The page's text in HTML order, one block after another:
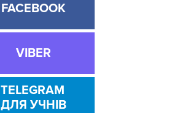
FACEBOOK
VIBER
TELEGRAM
ДЛЯ УЧНІВ